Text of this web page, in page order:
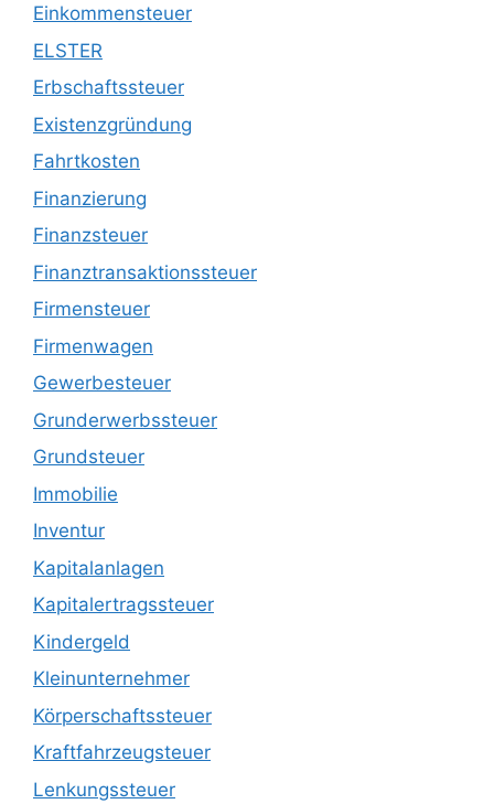
Einkommensteuer
ELSTER
Erbschaftssteuer
Existenzgründung
Fahrtkosten
Finanzierung
Finanzsteuer
Finanztransaktionssteuer
Firmensteuer
Firmenwagen
Gewerbesteuer
Grunderwerbssteuer
Grundsteuer
Immobilie
Inventur
Kapitalanlagen
Kapitalertragssteuer
Kindergeld
Kleinunternehmer
Körperschaftssteuer
Kraftfahrzeugsteuer
Lenkungssteuer